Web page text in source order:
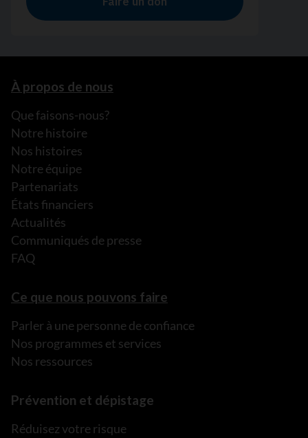
À propos de nous
Que faisons-nous?
Notre histoire
Nos histoires
Notre équipe
Partenariats
États financiers
Actualités
Communiqués de presse
FAQ
Ce que nous pouvons faire
Parler à une personne de confiance
Nos programmes et services
Nos ressources
Prévention et dépistage
Réduisez votre risque